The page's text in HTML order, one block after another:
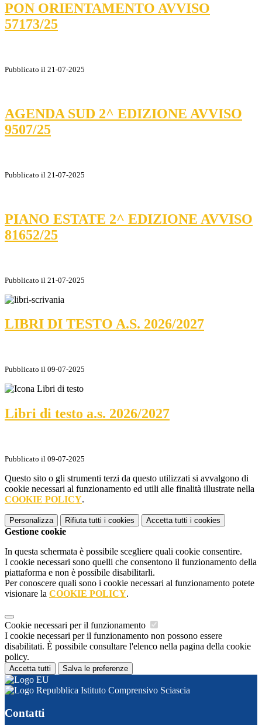
PON ORIENTAMENTO AVVISO
57173/25
Pubblicato il 21-07-2025
AGENDA SUD 2^ EDIZIONE AVVISO
9507/25
Pubblicato il 21-07-2025
PIANO ESTATE 2^ EDIZIONE AVVISO
81652/25
Pubblicato il 21-07-2025
LIBRI DI TESTO A.S. 2026/2027
Pubblicato il 09-07-2025
Libri di testo a.s. 2026/2027
Pubblicato il 09-07-2025
Questo sito o gli strumenti terzi da questo utilizzati si avvalgono di
cookie necessari al funzionamento ed utili alle finalità illustrate nella
COOKIE POLICY.
Personalizza Rifiuta tutti i cookies Accetta tutti i cookies
Gestione cookie
In questa schermata è possibile scegliere quali cookie consentire.
I cookie necessari sono quelli che consentono il funzionamento della
piattaforma e non è possibile disabilitarli.
Per conoscere quali sono i cookie necessari al funzionamento potete
visionare la COOKIE POLICY.
Cookie necessari per il funzionamento
I cookie necessari per il funzionamento non possono essere
disabilitati. È possibile consultare l'elenco nella pagina della cookie
policy.
Accetta tutti Salva le preferenze
Istituto Comprensivo Sciascia
Contatti